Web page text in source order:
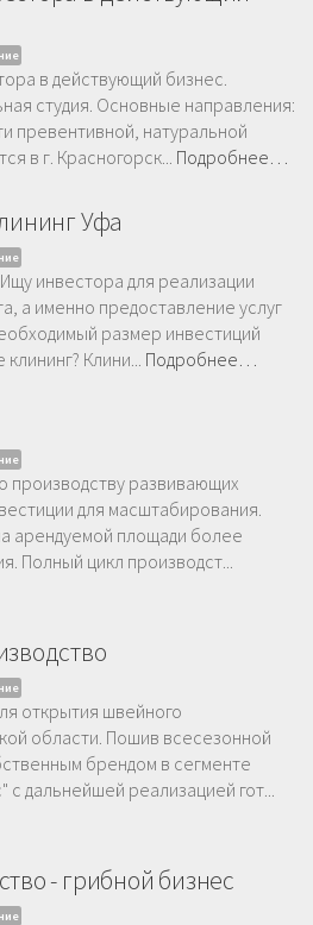
в действующий бизнес.
студия. Основные направления:
превентивной, натуральной
в г. Красногорск... Подробнее…
Уфа
инвестора для реализации
а именно предоставление услуг
размер инвестиций
Клини... Подробнее…
развивающих
для масштабирования.
арендуемой площади более
Полный цикл производст...
открытия швейного
области. Пошив всесезонной
брендом в сегменте
дальнейшей реализацией гот...
- грибной бизнес